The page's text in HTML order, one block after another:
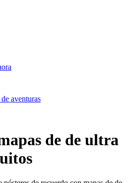
aventuras
de de ultra